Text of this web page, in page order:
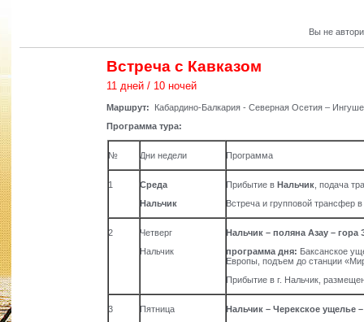
Вы не
Встреча с Кавказом
11 дней / 10 ночей
Маршрут:
Кабардино-Балкария - Северная Осетия –
Программа тура:
№ Дни недели Программа
1
Среда
Нальчик
Прибытие в Нальчик , подача
Встреча и групповой трансфер
2
Четверг
Нальчик
Нальчик – поляна Азау –
программа дня: Баксанское
Европы, подъем до станции
Прибытие в г. Нальчик,
3
Пятница
Нальчик – Черекское ущелье